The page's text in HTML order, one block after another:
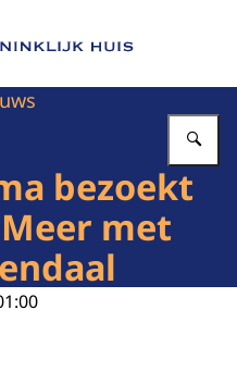
van Het Koninklijk Huis
bezoekt
met